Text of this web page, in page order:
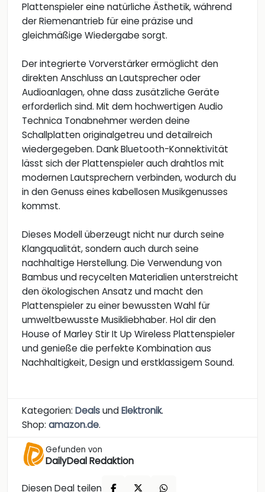
Plattenspieler eine natürliche Ästhetik, während
der Riemenantrieb für eine präzise und
gleichmäßige Wiedergabe sorgt.
Der integrierte Vorverstärker ermöglicht den
direkten Anschluss an Lautsprecher oder
Audioanlagen, ohne dass zusätzliche Geräte
erforderlich sind. Mit dem hochwertigen Audio
Technica Tonabnehmer werden deine
Schallplatten originalgetreu und detailreich
wiedergegeben. Dank Bluetooth-Konnektivität
lässt sich der Plattenspieler auch drahtlos mit
modernen Lautsprechern verbinden, wodurch du
in den Genuss eines kabellosen Musikgenusses
kommst.
Dieses Modell überzeugt nicht nur durch seine
Klangqualität, sondern auch durch seine
nachhaltige Herstellung. Die Verwendung von
Bambus und recycelten Materialien unterstreicht
den ökologischen Ansatz und macht den
Plattenspieler zu einer bewussten Wahl für
umweltbewusste Musikliebhaber. Hol dir den
House of Marley Stir It Up Wireless Plattenspieler
und genieße die perfekte Kombination aus
Nachhaltigkeit, Design und erstklassigem Sound.
Kategorien: DealsundElektronik.
Shop: amazon.de.
Gefunden von
DailyDeal Redaktion
Diesen Deal teilen